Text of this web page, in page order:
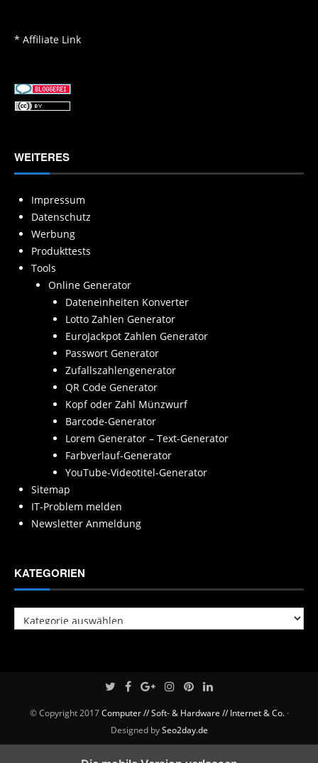
* Affiliate Link
WEITERES
Impressum
Datenschutz
Werbung
Produkttests
Tools
Online Generator
Dateneinheiten Konverter
Lotto Zahlen Generator
EuroJackpot Zahlen Generator
Passwort Generator
Zufallszahlengenerator
QR Code Generator
Kopf oder Zahl Münzwurf
Barcode-Generator
Lorem Generator – Text-Generator
Farbverlauf-Generator
YouTube-Videotitel-Generator
Sitemap
IT-Problem melden
Newsletter Anmeldung
KATEGORIEN
Kategorien
© Copyright 2017Computer // Soft- & Hardware // Internet & Co.·
Designed bySeo2day.de